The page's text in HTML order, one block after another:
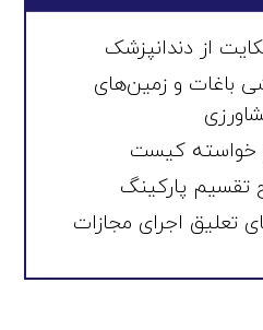
از دندانپزشک
باغات و زمین‌های
خواسته کیست
پارکینگ
تعلیق اجرای مجازات